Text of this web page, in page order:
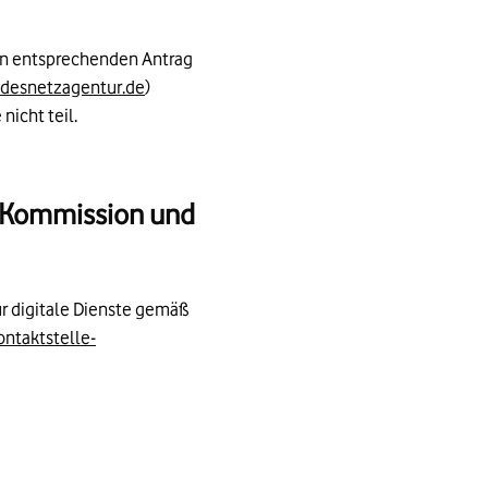
entsprechenden Antrag
)
nicht teil.
und
digitale Dienste gemäß